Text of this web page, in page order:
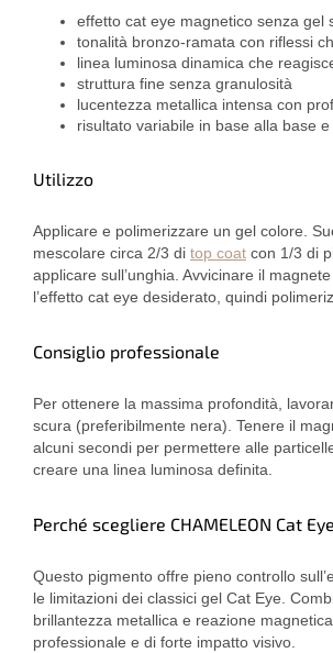
effetto cat eye magnetico senza gel
tonalità bronzo-ramata con riflessi
linea luminosa dinamica che
struttura fine senza granulosità
lucentezza metallica intensa con
risultato variabile in base alla base
Utilizzo
Applicare e polimerizzare un gel colore.
mescolare circa 2/3 di top coat con 1/3 di
applicare sull’unghia. Avvicinare il
l’effetto cat eye desiderato, quindi
Consiglio professionale
Per ottenere la massima profondità,
scura (preferibilmente nera). Tenere il
alcuni secondi per permettere alle
creare una linea luminosa definita.
Perché scegliere CHAMELEON Cat
Questo pigmento offre pieno controllo
le limitazioni dei classici gel Cat Eye.
brillantezza metallica e reazione
professionale e di forte impatto visivo.